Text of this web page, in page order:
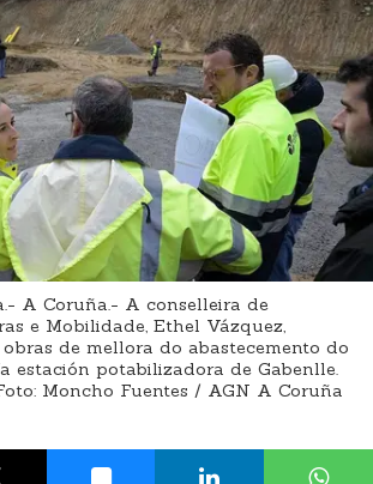
A Coruña.- A conselleira de
e Mobilidade, Ethel Vázquez,
de mellora do abastecemento do
estación potabilizadora de Gabenlle.
Moncho Fuentes / AGN A Coruña